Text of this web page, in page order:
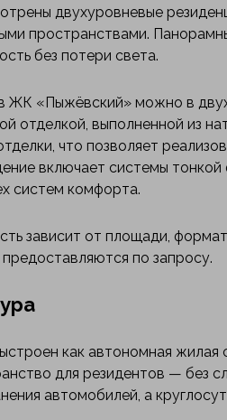
двухуровневые
пространствами.
без потери света.
ЖК «Пыжёвский» можно в
отделкой, выполненной из
что позволяет
включает системы тонкой
систем комфорта.
зависит от площади,
по запросу.
как автономная
для резидентов — без
автомобилей, а